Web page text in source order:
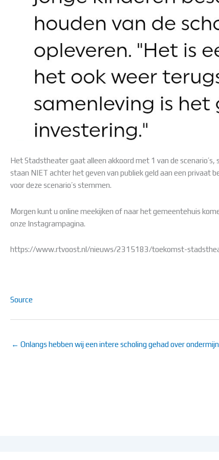
Het Stadstheater gaat alleen akkoord met 1 van de
staan NIET achter het geven van publiek geld aan een privaat
voor deze scenario’s stemmen.
Morgen kunt u online meekijken of naar het gemeentehuis
onze Instagrampagina.
https://www.rtvoost.nl/nieuws/2315183/toekomst-
Source
← Onlangs hebben wij een intere scholing gehad over